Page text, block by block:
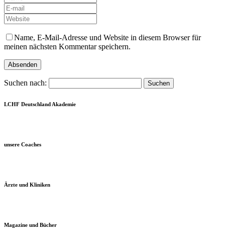
Name, E-Mail-Adresse und Website in diesem Browser für
meinen nächsten Kommentar speichern.
Suchen nach:
LCHF Deutschland Akademie
unsere Coaches
Ärzte und Kliniken
Magazine und Bücher